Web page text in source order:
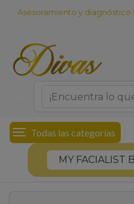
Asesoramiento y diagnóstico
Todas las categorías
MY FACIALIST